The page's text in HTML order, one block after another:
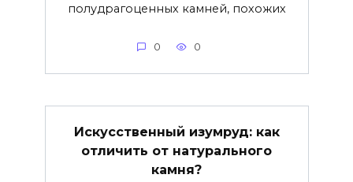
полудрагоценных камней, похожих
0 0
Искусственный изумруд: как
отличить от натурального
камня?